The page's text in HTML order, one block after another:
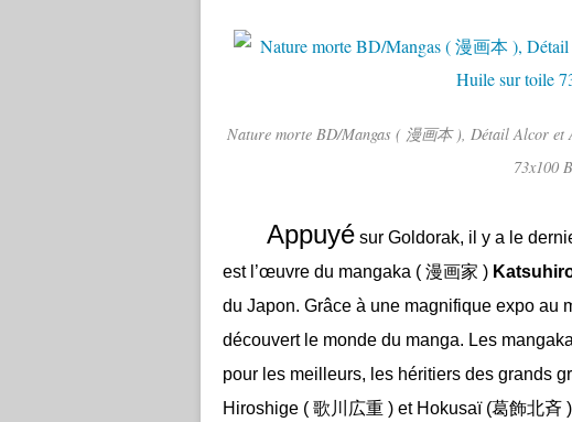
Nature morte BD/Mangas ( 漫画本 ), Détail Alcor
73x100
Appuyé sur Goldorak, il y a le
est l’œuvre du mangaka ( 漫画家 )
du Japon. Grâce à une magnifique expo au
découvert le monde du manga. Les
pour les meilleurs, les héritiers des grands
Hiroshige ( 歌川広重 ) et Hokusaï (葛飾北斉